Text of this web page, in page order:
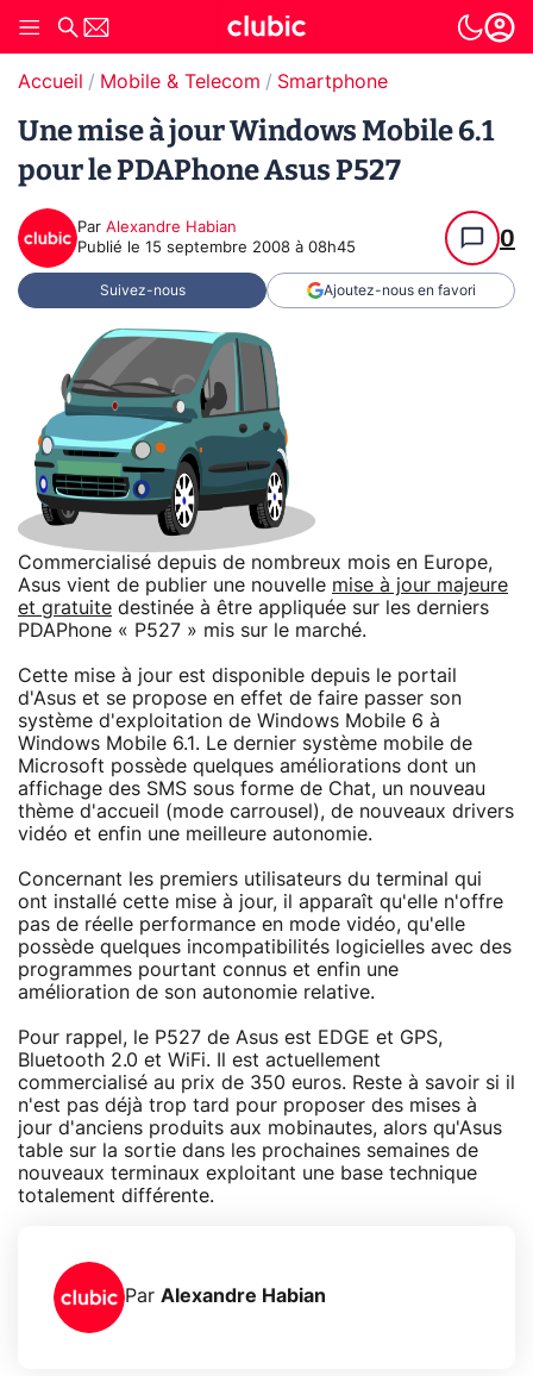
Accueil Mobile & Telecom Smartphone
Une mise à jour Windows Mobile 6.1
pour le PDAPhone Asus P527
Par Alexandre Habian
Publié le 15 septembre 2008 à 08h45 0
Suivez-nous Ajoutez-nous en favori
Commercialisé depuis de nombreux mois en Europe,
Asus vient de publier une nouvelle mise à jour majeure
et gratuite destinée à être appliquée sur les derniers
PDAPhone « P527 » mis sur le marché.
Cette mise à jour est disponible depuis le portail
d'Asus et se propose en effet de faire passer son
système d'exploitation de Windows Mobile 6 à
Windows Mobile 6.1. Le dernier système mobile de
Microsoft possède quelques améliorations dont un
affichage des SMS sous forme de Chat, un nouveau
thème d'accueil (mode carrousel), de nouveaux drivers
vidéo et enfin une meilleure autonomie.
Concernant les premiers utilisateurs du terminal qui
ont installé cette mise à jour, il apparaît qu'elle n'offre
pas de réelle performance en mode vidéo, qu'elle
possède quelques incompatibilités logicielles avec des
programmes pourtant connus et enfin une
amélioration de son autonomie relative.
Pour rappel, le P527 de Asus est EDGE et GPS,
Bluetooth 2.0 et WiFi. Il est actuellement
commercialisé au prix de 350 euros. Reste à savoir si il
n'est pas déjà trop tard pour proposer des mises à
jour d'anciens produits aux mobinautes, alors qu'Asus
table sur la sortie dans les prochaines semaines de
nouveaux terminaux exploitant une base technique
totalement différente.
Par Alexandre Habian